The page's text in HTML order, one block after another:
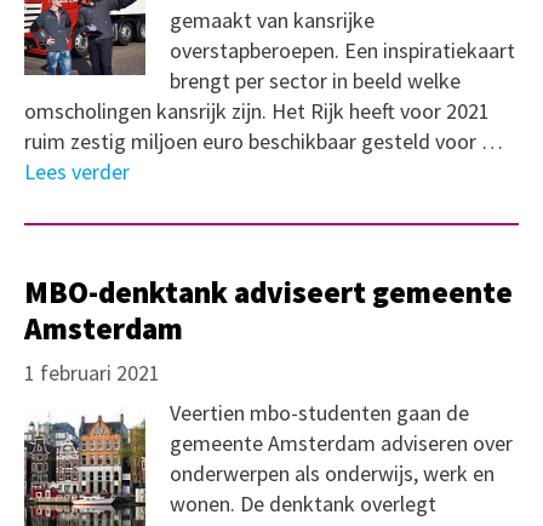
gemaakt van kansrijke
overstapberoepen. Een inspiratiekaart
brengt per sector in beeld welke
omscholingen kansrijk zijn. Het Rijk heeft voor 2021
ruim zestig miljoen euro beschikbaar gesteld voor …
Lees verder
MBO-denktank adviseert gemeente
Amsterdam
1 februari 2021
Veertien mbo-studenten gaan de
gemeente Amsterdam adviseren over
onderwerpen als onderwijs, werk en
wonen. De denktank overlegt